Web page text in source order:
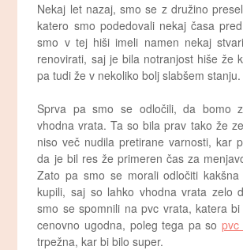
Nekaj let nazaj, smo se z družino
katero smo podedovali nekaj časa
smo v tej hiši imeli namen nekaj
renovirati, saj je bila notranjost hiše že
pa tudi že v nekoliko bolj slabšem stanju.
Sprva pa smo se odločili, da bomo
vhodna vrata. Ta so bila prav tako že
niso več nudila pretirane varnosti, kar
da je bil res že primeren čas za
Zato pa smo se morali odločiti
kupili, saj so lahko vhodna vrata zelo
smo se spomnili na pvc vrata, katera
cenovno ugodna, poleg tega pa so pvc
trpežna, kar bi bilo super.